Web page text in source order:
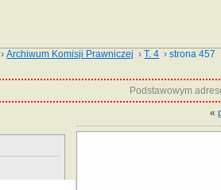
›Archiwum Komisji Prawniczej ›T. 4 › strona 457
Podstawowym
«